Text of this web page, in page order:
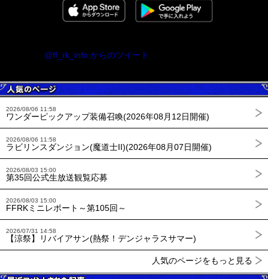
@ff_rk_info からのツイート
2026/08/06 11:58
ワンダーピックアップ装備召喚(2026年08月12日開催)
2026/08/06 11:58
ラビリンスダンジョン(魔道士II)(2026年08月07日開催)
2026/08/03 15:00
第35回公式生放送観覧応募
2026/08/03 15:00
FFRKミニレポート～第105回～
2026/07/31 14:58
【涼祭】リバイアサン(熱祭！デンジャラスサマー)
人気のページをもっと見る